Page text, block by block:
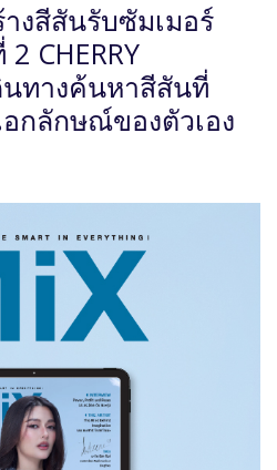
งสีสันรับซัมเมอร์
CHERRY
นทางค้นหาสีสันที่
กลักษณ์ของตัวเอง